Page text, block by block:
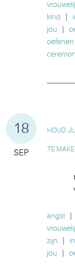
kind
jou
oefenen
18
SEP
HOUD
TE
angst
zijn
jou